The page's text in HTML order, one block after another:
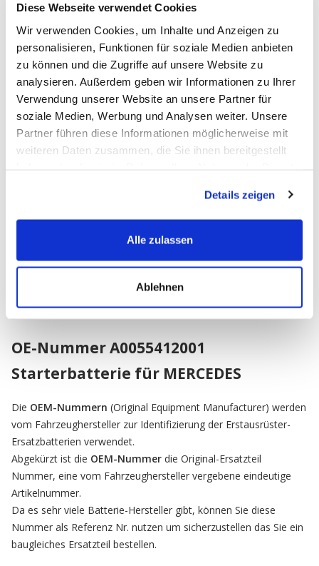
Diese Webseite verwendet Cookies
Wir verwenden Cookies, um Inhalte und Anzeigen zu
personalisieren, Funktionen für soziale Medien anbieten
zu können und die Zugriffe auf unsere Website zu
analysieren. Außerdem geben wir Informationen zu Ihrer
Verwendung unserer Website an unsere Partner für
soziale Medien, Werbung und Analysen weiter. Unsere
Partner führen diese Informationen möglicherweise mit
weiteren Daten zusammen, die Sie ihnen bereitgestellt
Details zeigen
Alle zulassen
Ablehnen
Fahrzeug auswählen
OE-Nummer A0055412001
Starterbatterie für MERCEDES
Die OEM-Nummern (Original Equipment Manufacturer) werden
vom Fahrzeughersteller zur Identifizierung der Erstausrüster-
Ersatzbatterien verwendet.
Abgekürzt ist die OEM-Nummer die Original-Ersatzteil
Nummer, eine vom Fahrzeughersteller vergebene eindeutige
Artikelnummer.
Da es sehr viele Batterie-Hersteller gibt, können Sie diese
Nummer als Referenz Nr. nutzen um sicherzustellen das Sie ein
baugleiches Ersatzteil bestellen.